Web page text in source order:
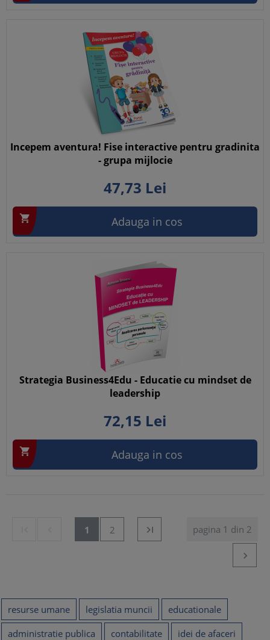
Incepem aventura! Fise interactive pentru gradinita
- grupa mijlocie
47,73 Lei
 Adauga in cos
Strategia Business4Edu - Educatie cu mindset de
leadership
72,15 Lei
 Adauga in cos
1 2 pagina 1 din 2


resurse umane legislatia muncii
educationale
administratie publica
contabilitate
idei de afaceri